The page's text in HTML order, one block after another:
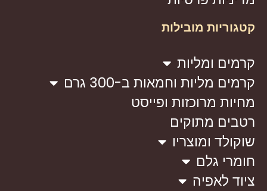
קטגוריות מובילות
קרמים ומליות
קרמים מליות וחמאות ב-300 גרם
מחיות מרוכזות ופייסט
רטבים מתוקים
שוקולד ומוצריו
חומרי גלם
ציוד לאפיה